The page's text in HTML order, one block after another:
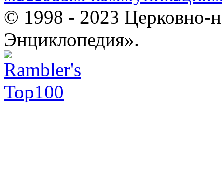
© 1998 - 2023 Церковно-
Энциклопедия».